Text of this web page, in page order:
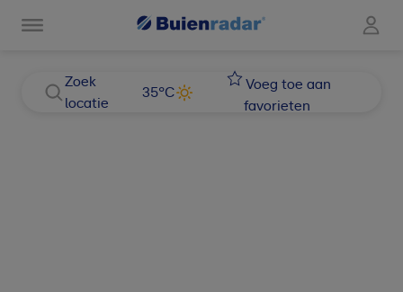
Zoek
locatie
35°C
Voeg toe aan
favorieten